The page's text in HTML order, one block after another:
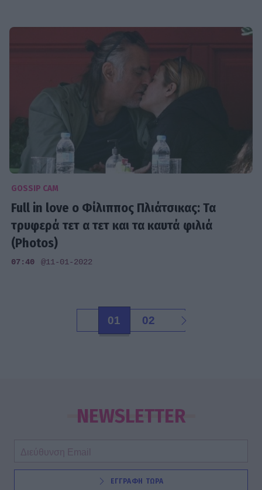
GOSSIP CAM
Full in love o Φίλιππος Πλιάτσικας: Τα
τρυφερά τετ α τετ και τα καυτά φιλιά
(Photos)
07:40 @11-01-2022
01 02
NEWSLETTER
ΕΓΓΡΑΦΗ ΤΩΡΑ